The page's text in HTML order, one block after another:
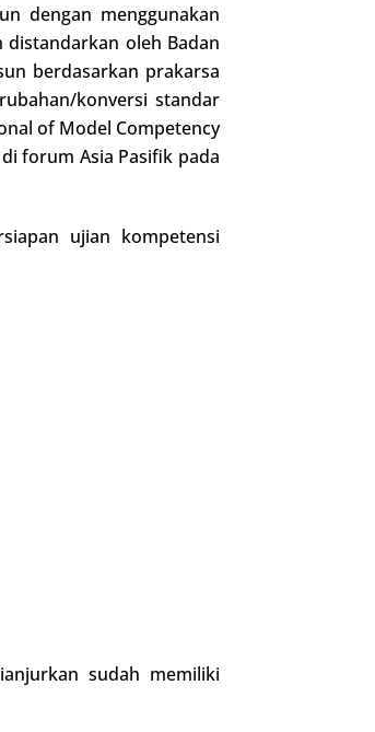
dengan menggunakan
oleh Badan
berdasarkan prakarsa
konversi standar
of Model Competency
forum Asia Pasifik pada
ujian kompetensi
sudah memiliki